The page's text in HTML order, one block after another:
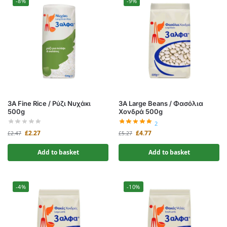
3A Fine Rice / Ρύζι Νυχάκι
500g
£2.47 £2.27
Add to basket
3A Large Beans / Φασόλια
Χονδρά 500g
2
£5.27 £4.77
Add to basket
-4% -10%